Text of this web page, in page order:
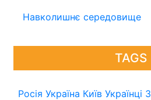
Навколишнє середовище
TAGS
Росія Україна Київ Українці